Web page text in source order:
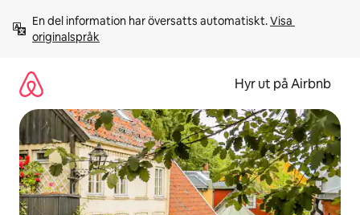
innehåll
En del information har översatts automatiskt. Visa
originalspråk
Hyr ut på Airbnb